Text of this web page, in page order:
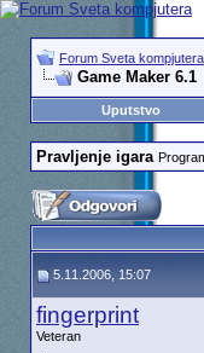
Forum Sveta kompjutera
Game Maker 6.1
Uputstvo
Pravljenje igara
5.11.2006, 15:07
fingerprint
Veteran